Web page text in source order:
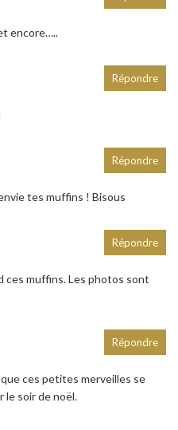
encore…..
Répondre
tes muffins ! Bisous
Répondre
ces muffins. Les photos sont
Répondre
ces petites merveilles se
le soir de noël.
Répondre